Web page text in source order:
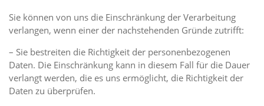
Sie können von uns die Einschränkung der Verarbeitung
verlangen, wenn einer der nachstehenden Gründe zutrifft:
– Sie bestreiten die Richtigkeit der personenbezogenen
Daten. Die Einschränkung kann in diesem Fall für die Dauer
verlangt werden, die es uns ermöglicht, die Richtigkeit der
Daten zu überprüfen.